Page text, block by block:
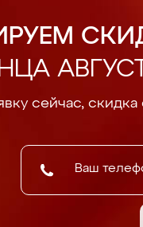
сейчас, скидка